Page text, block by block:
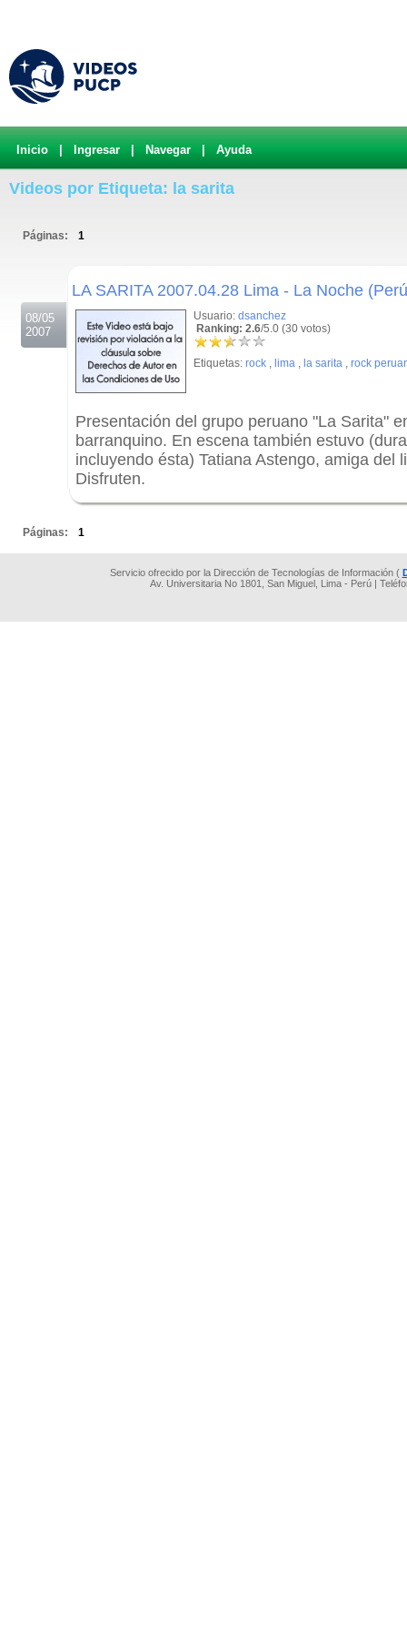
Inicio Ingresar Navegar Ayuda
Videos por Etiqueta: la sarita
Páginas: 1
08/05
2007
LA SARITA 2007.04.28 Lima - La Noche
Usuario: dsanchez
Ranking: 2.6/5.0 (30 votos)
Etiquetas: rock , lima , la sarita , rock
Presentación del grupo peruano "La Sarita"
barranquino. En escena también estuvo
incluyendo ésta) Tatiana Astengo, amiga del
Disfruten.
Páginas: 1
Servicio ofrecido por la Dirección de Tecnologías de Información (
Av. Universitaria No 1801, San Miguel, Lima - Perú |